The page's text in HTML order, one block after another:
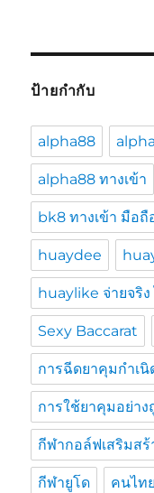
ป้ายกำกับ
alpha88
alpha88 ทางเข้า
bk8 ทางเข้า มือถื
huaydee
huaylike จ่ายจริง
Sexy Baccarat
การฉีดยาคุมกำเนิ
การใช้ยาคุมอย่าง
กีฬากอล์ฟเสริมส
กีฬายูโด คนไท